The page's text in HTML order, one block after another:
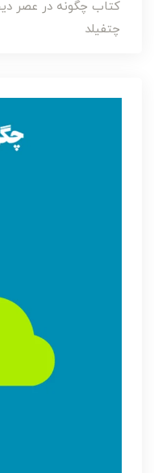
کتاب چگونه در عصر
چتفیلد